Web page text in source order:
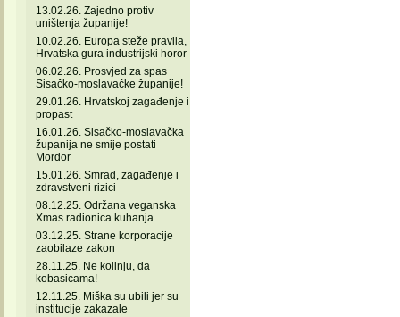
13.02.26. Zajedno protiv
uništenja županije!
10.02.26. Europa steže pravila,
Hrvatska gura industrijski horor
06.02.26. Prosvjed za spas
Sisačko-moslavačke županije!
29.01.26. Hrvatskoj zagađenje i
propast
16.01.26. Sisačko-moslavačka
županija ne smije postati
Mordor
15.01.26. Smrad, zagađenje i
zdravstveni rizici
08.12.25. Održana veganska
Xmas radionica kuhanja
03.12.25. Strane korporacije
zaobilaze zakon
28.11.25. Ne kolinju, da
kobasicama!
12.11.25. Miška su ubili jer su
institucije zakazale